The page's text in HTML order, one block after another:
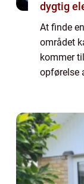
dygtig
At finde
området
kommer
opførelse